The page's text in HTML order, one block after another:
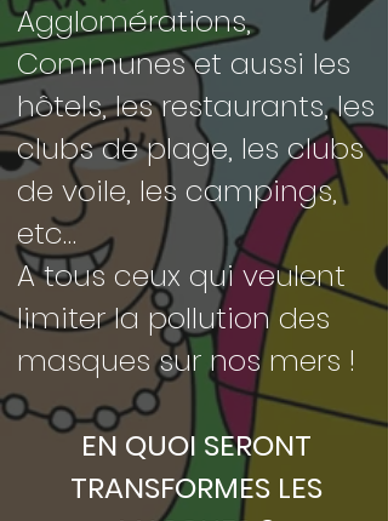
Agglomérations,
Communes et aussi les
hôtels, les restaurants, les
clubs de plage, les clubs
de voile, les campings,
etc…
A tous ceux qui veulent
limiter la pollution des
masques sur nos mers !
EN QUOI SERONT
TRANSFORMES LES